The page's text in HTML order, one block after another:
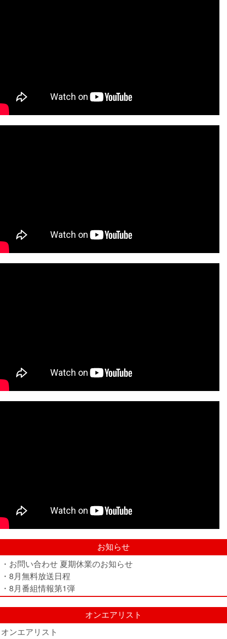
お知らせ
・お問い合わせ 夏期休業のお知らせ
・8月無料放送日程
・8月番組情報第1弾
オンエアリスト
オンエアリスト